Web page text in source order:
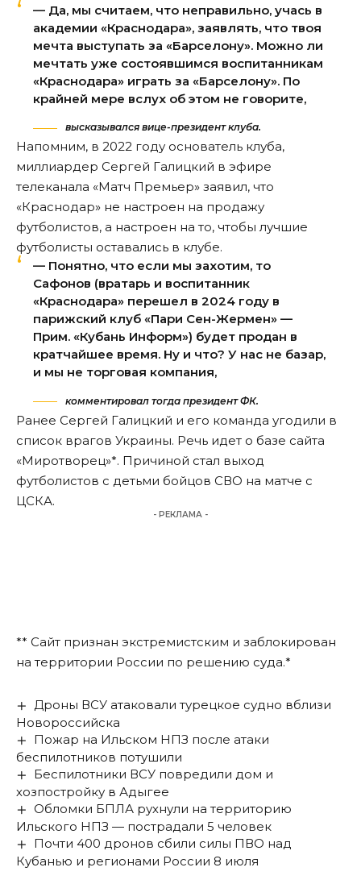
— Да, мы считаем, что неправильно, учась в
академии «Краснодара», заявлять, что твоя
мечта выступать за «Барселону». Можно ли
мечтать уже состоявшимся воспитанникам
«Краснодара» играть за «Барселону». По
крайней мере вслух об этом не говорите,
высказывался вице-президент клуба.
Напомним, в 2022 году основатель клуба,
миллиардер Сергей Галицкий в эфире
телеканала «Матч Премьер» заявил, что
«Краснодар» не настроен на продажу
футболистов, а настроен на то, чтобы лучшие
футболисты оставались в клубе.
— Понятно, что если мы захотим, то
Сафонов (вратарь и воспитанник
«Краснодара» перешел в 2024 году в
парижский клуб «Пари Сен-Жермен» —
Прим. «Кубань Информ») будет продан в
кратчайшее время. Ну и что? У нас не базар,
и мы не торговая компания,
комментировал тогда президент ФК.
Ранее Сергей Галицкий и его команда угодили в
список врагов Украины. Речь идет о базе сайта
«Миротворец»*. Причиной стал выход
футболистов с детьми бойцов СВО на матче с
ЦСКА.
- РЕКЛАМА -
** Сайт признан экстремистским и заблокирован
на территории России по решению суда.*
Дроны ВСУ атаковали турецкое судно вблизи
Новороссийска
Пожар на Ильском НПЗ после атаки
беспилотников потушили
Беспилотники ВСУ повредили дом и
хозпостройку в Адыгее
Обломки БПЛА рухнули на территорию
Ильского НПЗ — пострадали 5 человек
Почти 400 дронов сбили силы ПВО над
Кубанью и регионами России 8 июля